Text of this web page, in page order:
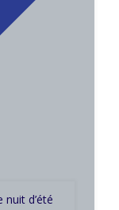
nuit d’été